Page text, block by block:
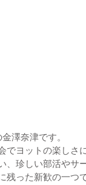
澤奈津です。
でヨットの楽しさ
、珍しい部活やサ
残った新歓の一つ